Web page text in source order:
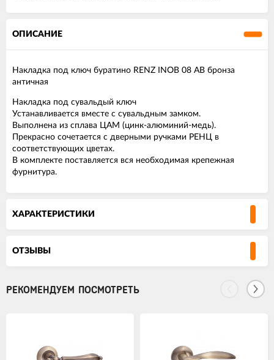
ОПИСАНИЕ
Накладка под ключ буратино RENZ INOB 08 AB бронза
античная
Накладка под сувальдый ключ
Устанавливается вместе с сувальдным замком.
Выполнена из сплава ЦАМ (цинк-алюминий-медь).
Прекрасно сочетается с дверными ручками РЕНЦ в
соответствующих цветах.
В комплекте поставляется вся необходимая крепежная
фурнитура.
ХАРАКТЕРИСТИКИ
ОТЗЫВЫ
РЕКОМЕНДУЕМ ПОСМОТРЕТЬ